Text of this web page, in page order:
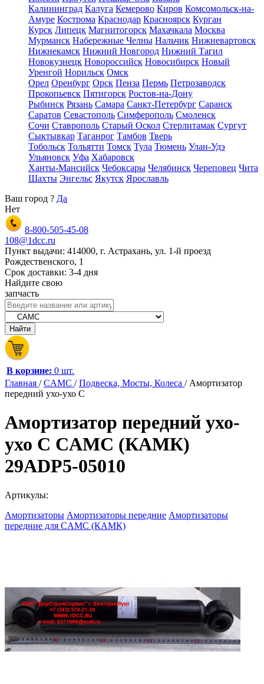
Калининград Калуга Кемерово Киров Комсомольск-на-
Амуре Кострома Краснодар Красноярск Курган
Курск Липецк Магнитогорск Махачкала Москва
Мурманск Набережные Челны Нальчик Нижневартовск
Нижнекамск Нижний Новгород Нижний Тагил
Новокузнецк Новороссийск Новосибирск Новый
Уренгой Норильск Омск
Орел Оренбург Орск Пенза Пермь Петрозаводск
Прокопьевск Пятигорск Ростов-на-Дону
Рыбинск Рязань Самара Санкт-Петербург Саранск
Саратов Севастополь Симферополь Смоленск
Сочи Ставрополь Старый Оскол Стерлитамак Сургут
Сыктывкар Таганрог Тамбов Тверь
Тобольск Тольятти Томск Тула Тюмень Улан-Удэ
Ульяновск Уфа Хабаровск
Ханты-Мансийск Чебоксары Челябинск Череповец Чита
Шахты Энгельс Якутск Ярославль
Ваш город ? Да
Нет
8-800-505-45-08
108@1dcc.ru
Пункт выдачи: 414000, г. Астрахань, ул. 1-й проезд
Рождественского, 1
Срок доставки: 3-4 дня
Найдите свою
запчасть
В корзине: 0 шт.
Главная /CAMC /Подвеска, Мосты, Колеса / Амортизатор
передний ухо-ухо C
Амортизатор передний ухо-
ухо C CAMC (КАМК)
29ADP5-05010
Артикулы:
Амортизаторы Амортизаторы передние Амортизаторы
передние для CAMC (КАМК)